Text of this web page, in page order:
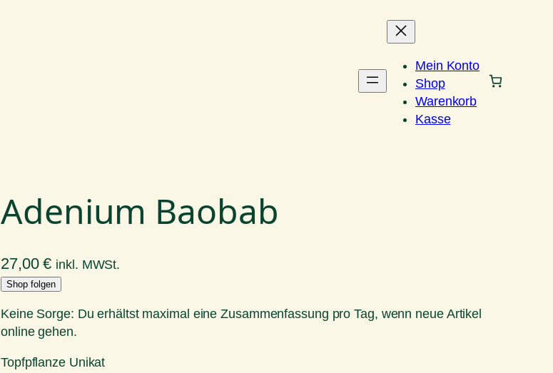
Mein Konto
Shop
Warenkorb
Kasse
Adenium Baobab
27,00€ inkl. MWSt.
Shop folgen
Keine Sorge: Du erhältst maximal eine Zusammenfassung pro Tag, wenn neue Artikel
online gehen.
Topfpflanze Unikat